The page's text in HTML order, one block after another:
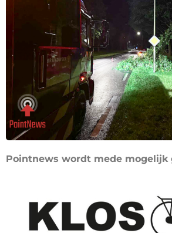
Pointnews wordt mede mogelijk